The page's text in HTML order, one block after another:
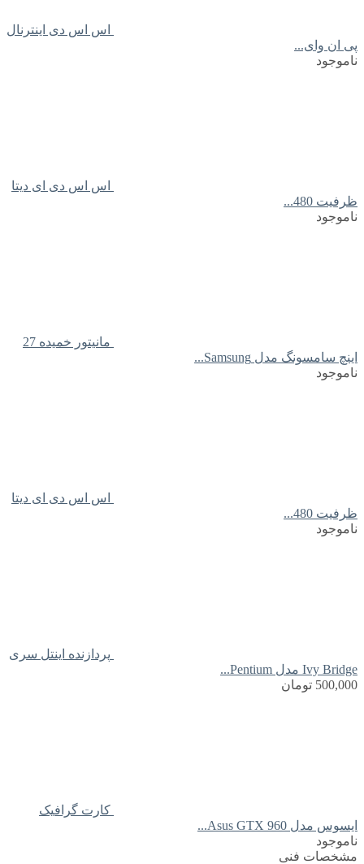
اس اس دی اینترنال
پی ان وای...
ناموجود
اس اس دی ای دیتا
ظرفیت 480...
ناموجود
مانیتور خمیده 27
اینچ سامسونگ مدل Samsung...
ناموجود
اس اس دی ای دیتا
ظرفیت 480...
ناموجود
پردازنده اینتل سری
Ivy Bridge مدل Pentium...
500,000 تومان
کارت گرافیک
ایسوس مدل Asus GTX 960...
ناموجود
مشخصات فنی